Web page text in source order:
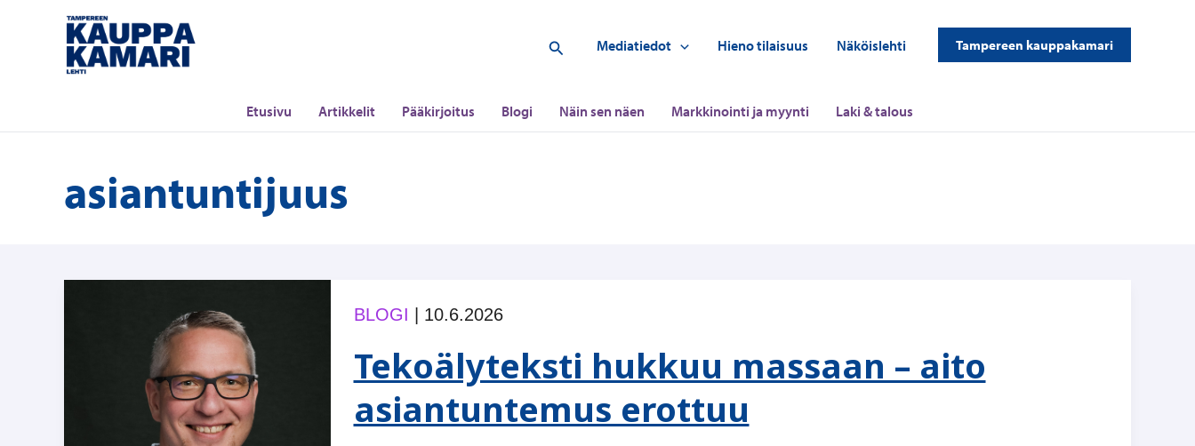
Hae Mediatiedot Hieno tilaisuus Näköislehti Tampereen kauppakamari
Etusivu Artikkelit Pääkirjoitus Blogi Näin sen näen Markkinointi ja myynti Laki & talous
asiantuntijuus
BLOGI 10.6.2026
Tekoälyteksti hukkuu massaan – aito
asiantuntemus erottuu